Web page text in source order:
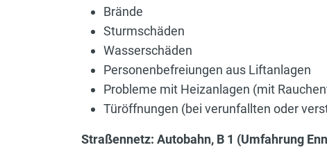
Brände
Sturmschäden
Wasserschäden
Personenbefreiungen aus Liftanlagen
Probleme mit Heizanlagen (mit
Türöffnungen (bei verunfallten oder
Straßennetz: Autobahn, B 1 (Umfahrung